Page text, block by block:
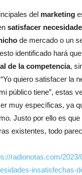
del marketing
satisfacer
de mercado o un
identificado hará que
de la competencia,
quiero satisfacer la
público tiene”, estas
muy específicas, ya
Justo por ello es
existentes, todo
radionotas.com/
insatisfechas-